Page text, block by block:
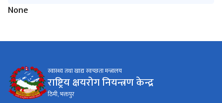
None
स्वास्थ्य तथा खाद्य स्वच्छता मन्त्रालय
राष्ट्रिय क्षयरोग नियन्त्रण केन्द्र
ठिमी, भक्तपुर